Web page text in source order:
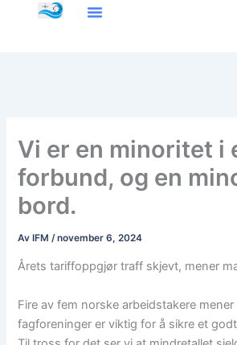
Vi er en minoritet i
forbund, og en
bord.
Av IFM /november 6, 2024
Årets tariffoppgjør traff skjevt, mener
Fire av fem norske arbeidstakere
fagforeninger er viktig for å sikre et